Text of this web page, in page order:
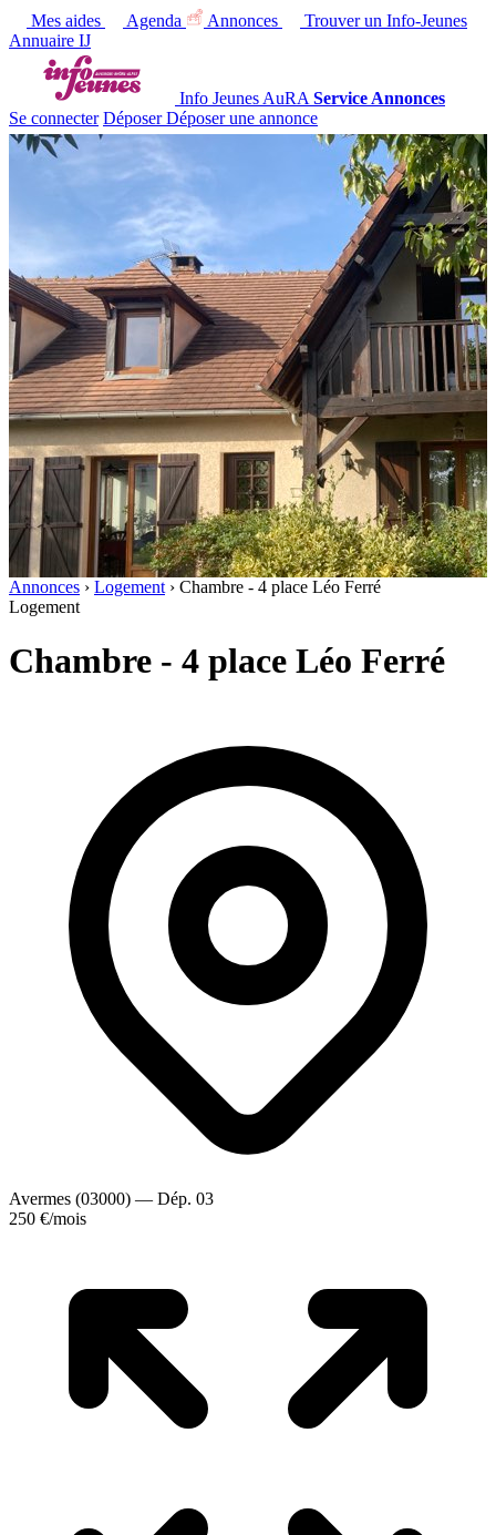
Mes aides Agenda Annonces
Trouver un Info-Jeunes
Annuaire IJ
Info Jeunes AuRA Service Annonces
Se connecter Déposer Déposer une annonce
Annonces › Logement › Chambre - 4 place Léo Ferré
Logement
Chambre - 4 place Léo Ferré
Avermes (03000) — Dép. 03
250 €/mois